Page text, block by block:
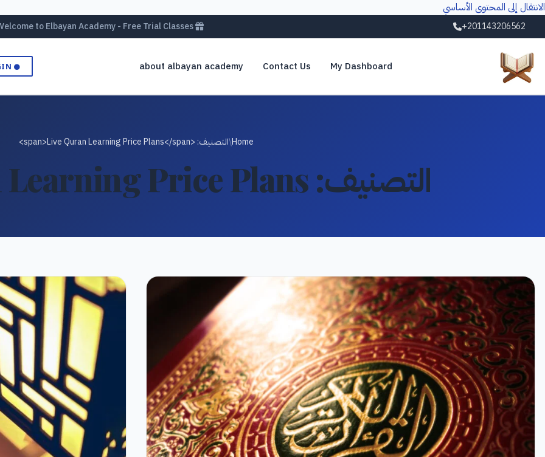
الانتقال إلى المحتوى الأساسي
+201143206562
My Dashboard
Contact Us
about albayan academy
Home
/التصنيف: <span>Live Quran Learning Price Plans</span>
التصنيف:Price Plans